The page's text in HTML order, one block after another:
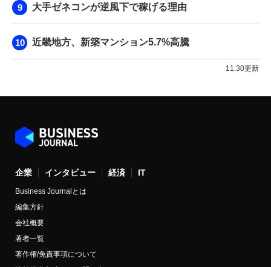
大手ゼネコンが逆風下で稼げる理由
近畿地方、新築マンション5.7%高騰
11:30更新
企業 インタビュー 経済 IT
Business Journalとは
編集方針
会社概要
著者一覧
著作権/免責事項について